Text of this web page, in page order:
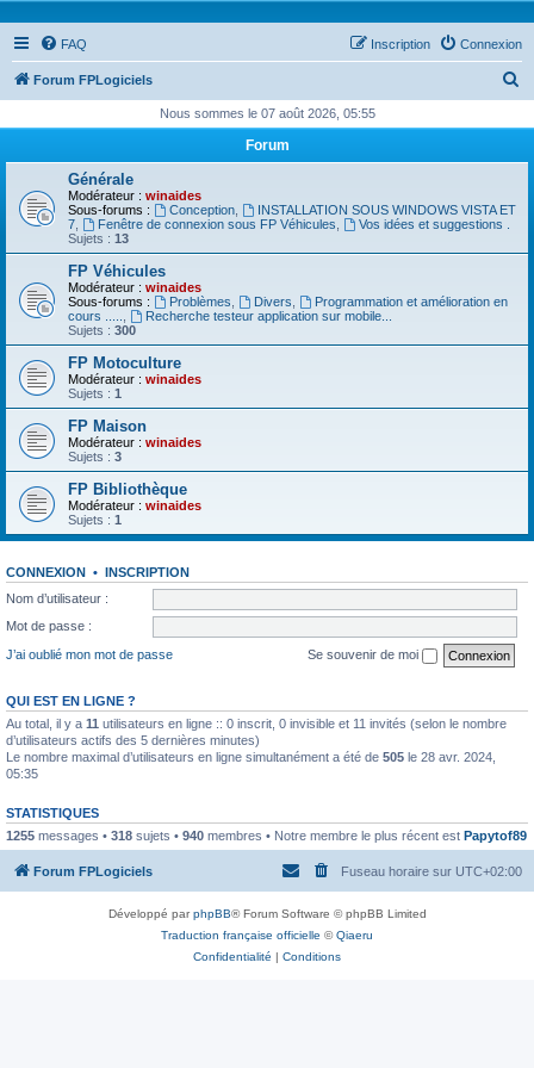
FAQ Connexion
Inscription
Forum FPLogiciels
h
c
Nous sommes le 07 août 2026, 05:55
Forum
Générale
Modérateur : winaides
Sous-forums :
Conception,
INSTALLATION SOUS WINDOWS VISTA ET
7
Fenêtre de connexion sous FP Véhicules
Vos idées et suggestions .
Sujets : 13
FP Véhicules
Modérateur : winaides
Sous-forums :
Problèmes Divers
Programmation et amélioration en
cours .....
Recherche testeur application sur mobile...
Sujets : 300
FP Motoculture
Modérateur : winaides
Sujets : 1
FP Maison
Modérateur : winaides
Sujets : 3
FP Bibliothèque
Modérateur : winaides
Sujets : 1
CONNEXION • INSCRIPTION
Nom d’utilisateur :
Mot de passe :
J’ai oublié mon mot de passe
Se souvenir de moi
QUI EST EN LIGNE ?
Au total, il y a 11 utilisateurs en ligne :: 0 inscrit, 0 invisible et 11 invités (selon le nombre
d’utilisateurs actifs des 5 dernières minutes)
Le nombre maximal d’utilisateurs en ligne simultanément a été de 505 le 28 avr. 2024,
05:35
STATISTIQUES
1255 messages • 318 sujets • 940 membres • Notre membre le plus récent est Papytof89
Forum FPLogiciels Fuseau horaire sur UTC+02:00
Développé parphpBB® Forum Software © phpBB Limited
Traduction française officielle ©Qiaeru
Confidentialité | Conditions